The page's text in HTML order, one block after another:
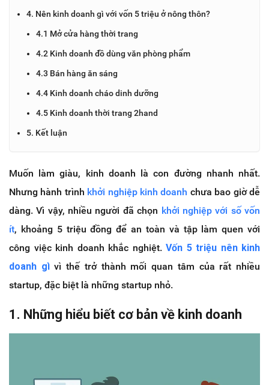
4. Nên kinh doanh gì với vốn 5 triệu ở nông thôn?
4.1 Mở cửa hàng thời trang
4.2 Kinh doanh đồ dùng văn phòng phẩm
4.3 Bán hàng ăn sáng
4.4 Kinh doanh cháo dinh dưỡng
4.5 Kinh doanh thời trang 2hand
5. Kết luận
Muốn làm giàu, kinh doanh là con đường nhanh nhất.
Nhưng hành trình khởi nghiệp kinh doanh chưa bao giờ dễ
dàng. Vì vậy, nhiều người đã chọn khởi nghiệp với số vốn
ít, khoảng 5 triệu đồng để an toàn và tập làm quen với
công việc kinh doanh khắc nghiệt. Vốn 5 triệu nên kinh
doanh gìvì thế trở thành mối quan tâm của rất nhiều
startup, đặc biệt là những startup nhỏ.
1. Những hiểu biết cơ bản về kinh doanh